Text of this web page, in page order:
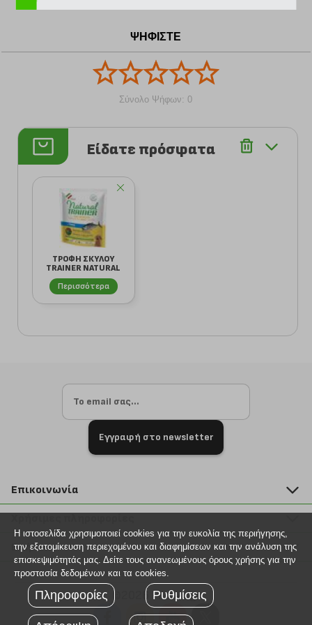
ΨΗΦΙΣΤΕ
Σύνολο Ψήφων: 0
Είδατε πρόσφατα
ΤΡΟΦΗ ΣΚΥΛΟΥ
TRAINER NATURAL
MINI ADULT
ΤΟΝΟΣ...
Περισσότερα
Εγγραφή στο newsletter
Επικοινωνία
211 2000 700
info@plus4u.gr
Η εταιρία
Σημεία παραλαβής
Ευκαιρίες καριέρας
Όροι χρήσης
Βοήθεια
Εξέλιξη παραγγελίας
Τρόποι παραγγελίας
Τρόποι πληρωμής
©2026 Plus4u.gr
Η ιστοσελίδα χρησιμοποιεί cookies για την ευκολία της περιήγησης,
την εξατομίκευση περιεχομένου και διαφημίσεων και την ανάλυση της
επισκεψιμότητάς μας. Δείτε τους ανανεωμένους όρους χρήσης για την
προστασία δεδομένων και τα cookies.
Πληροφορίες Ρυθμίσεις